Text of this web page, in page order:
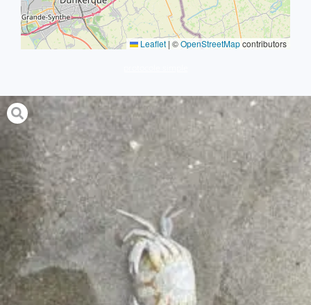
Leaflet| ©OpenStreetMapcontributors